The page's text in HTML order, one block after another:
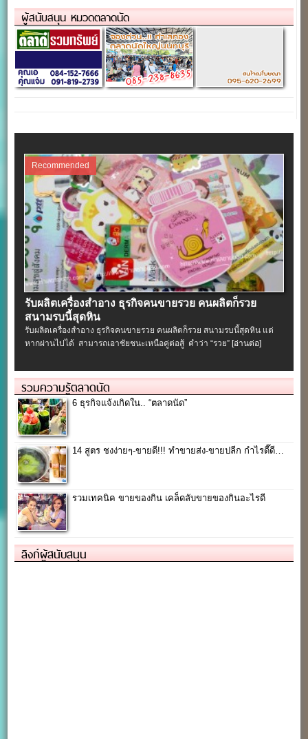
ผู้สนับสนุน หมวดตลาดนัด
Recommended
รับผลิตเครื่องสําอาง ธุรกิจคนขายรวย คนผลิตก็รวย
สนามรบนี้สุดหิน
รับผลิตเครื่องสําอาง ธุรกิจคนขายรวย คนผลิตก็รวย สนามรบนี้สุดหิน แต่
หากผ่านไปได้ สามารถเอาชัยชนะเหนือคู่ต่อสู้ คำว่า “รวย” [อ่านต่อ]
รวมความรู้ตลาดนัด
6 ธุรกิจแจ้งเกิดใน.. “ตลาดนัด”
14 สูตร ชงง่ายๆ-ขายดี!!! ทำขายส่ง-ขายปลีก กำไรดี๊ดี…
รวมเทคนิค ขายของกิน เคล็ดลับขายของกินอะไรดี
ลิงก์ผู้สนับสนุน